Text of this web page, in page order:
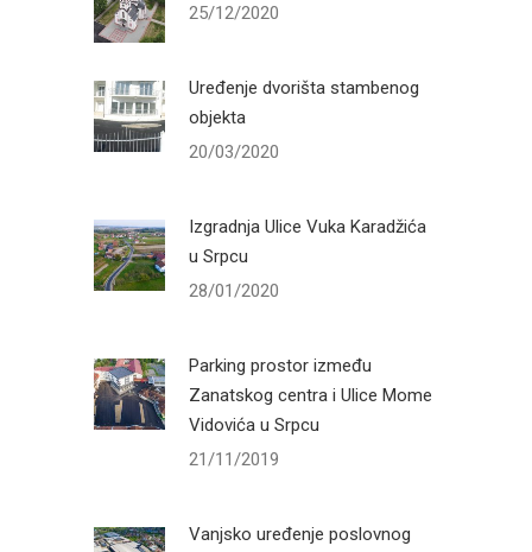
25/12/2020
Uređenje dvorišta stambenog
objekta
20/03/2020
Izgradnja Ulice Vuka Karadžića
u Srpcu
28/01/2020
Parking prostor između
Zanatskog centra i Ulice Mome
Vidovića u Srpcu
21/11/2019
Vanjsko uređenje poslovnog